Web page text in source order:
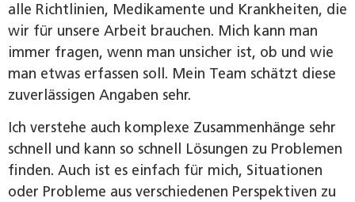
alle Richtlinien, Medikamente und Krankheiten, die
wir für unsere Arbeit brauchen. Mich kann man
immer fragen, wenn man unsicher ist, ob und wie
man etwas erfassen soll. Mein Team schätzt diese
zuverlässigen Angaben sehr.
Ich verstehe auch komplexe Zusammenhänge sehr
schnell und kann so schnell Lösungen zu Problemen
finden. Auch ist es einfach für mich, Situationen
oder Probleme aus verschiedenen Perspektiven zu